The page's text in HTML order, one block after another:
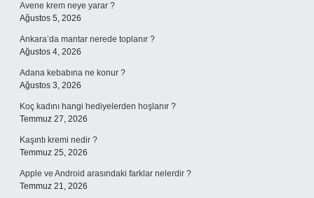
Avene krem neye yarar ?
Ağustos 5, 2026
Ankara’da mantar nerede toplanır ?
Ağustos 4, 2026
Adana kebabına ne konur ?
Ağustos 3, 2026
Koç kadını hangi hediyelerden hoşlanır ?
Temmuz 27, 2026
Kaşıntı kremi nedir ?
Temmuz 25, 2026
Apple ve Android arasındaki farklar nelerdir ?
Temmuz 21, 2026